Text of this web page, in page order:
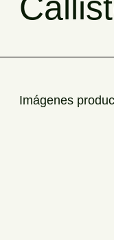
Imágenes